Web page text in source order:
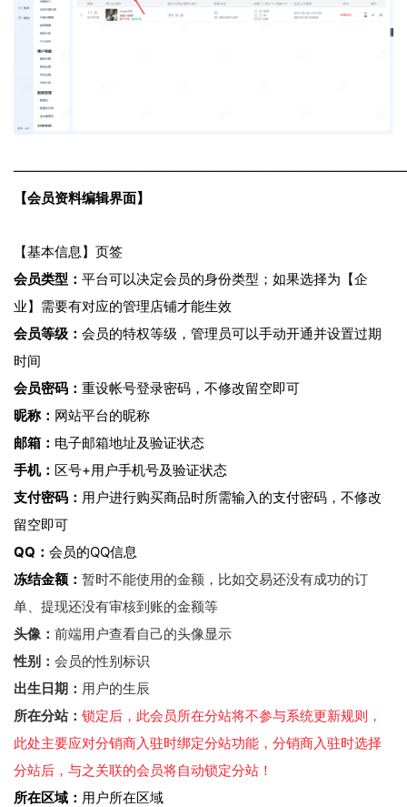
【会员资料编辑界面】
【基本信息】页签
会员类型： 平台可以决定会员的身份类型；如果选择为【企
业】需要有对应的管理店铺才能生效
会员等级： 会员的特权等级，管理员可以手动开通并设置过期
时间
会员密码： 重设帐号登录密码，不修改留空即可
昵称： 网站平台的昵称
邮箱： 电子邮箱地址及验证状态
手机： 区号+用户手机号及验证状态
支付密码： 用户进行购买商品时所需输入的支付密码，不修改
留空即可
QQ： 会员的QQ信息
冻结金额： 暂时不能使用的金额，比如交易还没有成功的订
单、提现还没有审核到账的金额等
头像： 前端用户查看自己的头像显示
性别： 会员的性别标识
出生日期： 用户的生辰
所在分站： 锁定后，此会员所在分站将不参与系统更新规则，
此处主要应对分销商入驻时绑定分站功能，分销商入驻时选择
分站后，与之关联的会员将自动锁定分站！
所在区域： 用户所在区域